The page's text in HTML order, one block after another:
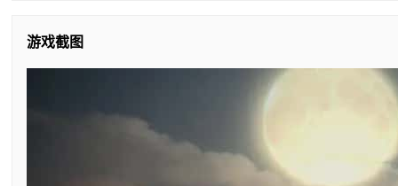
游戏截图